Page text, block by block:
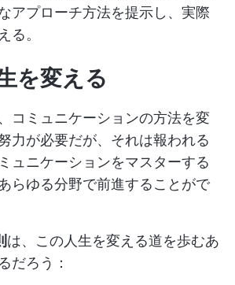
アプローチ方法を提示し、実際
る。
を変える
コミュニケーションの方法を変
力が必要だが、それは報われる
ュニケーションをマスターする
らゆる分野で前進することがで
は、この人生を変える道を歩むあ
だろう：